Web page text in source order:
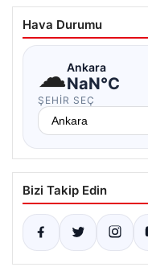
Hava Durumu
☁Ankara
NaN°C
ŞEHIR SEÇ
Bizi Takip Edin